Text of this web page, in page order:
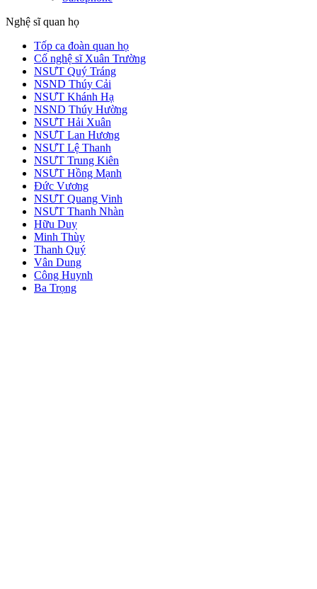
Nghệ sĩ quan họ
Tốp ca đoàn quan họ
Cố nghệ sĩ Xuân Trường
NSƯT Quý Tráng
NSND Thúy Cải
NSƯT Khánh Hạ
NSND Thúy Hường
NSƯT Hải Xuân
NSƯT Lan Hương
NSƯT Lệ Thanh
NSƯT Trung Kiên
NSƯT Hồng Mạnh
Đức Vương
NSƯT Quang Vinh
NSƯT Thanh Nhàn
Hữu Duy
Minh Thùy
Thanh Quý
Vân Dung
Công Huynh
Ba Trọng